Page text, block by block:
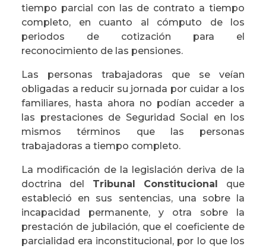
tiempo parcial con las de contrato a tiempo
completo, en cuanto al cómputo de los
periodos de cotización para el
reconocimiento de las pensiones.
Las personas trabajadoras que se veían
obligadas a reducir su jornada por cuidar a los
familiares, hasta ahora no podían acceder a
las prestaciones de Seguridad Social en los
mismos términos que las personas
trabajadoras a tiempo completo.
La modificación de la legislación deriva de la
doctrina del Tribunal Constitucional que
estableció en sus sentencias, una sobre la
incapacidad permanente, y otra sobre la
prestación de jubilación, que el coeficiente de
parcialidad era inconstitucional, por lo que los